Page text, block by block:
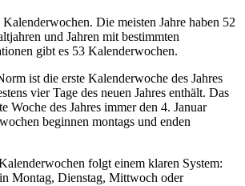
Die meisten Jahre haben 52
und Jahren mit bestimmten
gibt es 53 Kalenderwochen.
ist die erste Kalenderwoche des Jahres
vier Tage des neuen Jahres enthält. Das
Woche des Jahres immer den 4. Januar
beginnen montags und enden
folgt einem klaren System:
Montag, Dienstag, Mittwoch oder